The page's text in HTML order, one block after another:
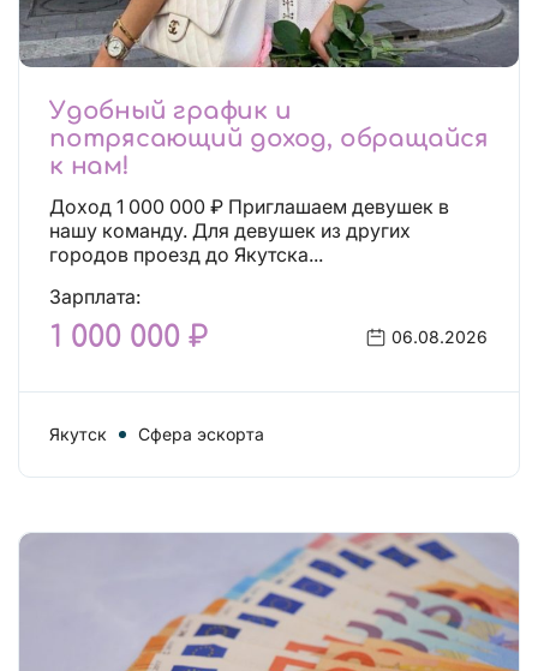
Удобный график и
потрясающий доход, обращайся
к нам!
Доход 1 000 000 ₽ Приглашаем девушек в
нашу команду. Для девушек из других
городов проезд до Якутска...
Зарплата:
1 000 000 ₽ 06.08.2026
Якутск Сфера эскорта